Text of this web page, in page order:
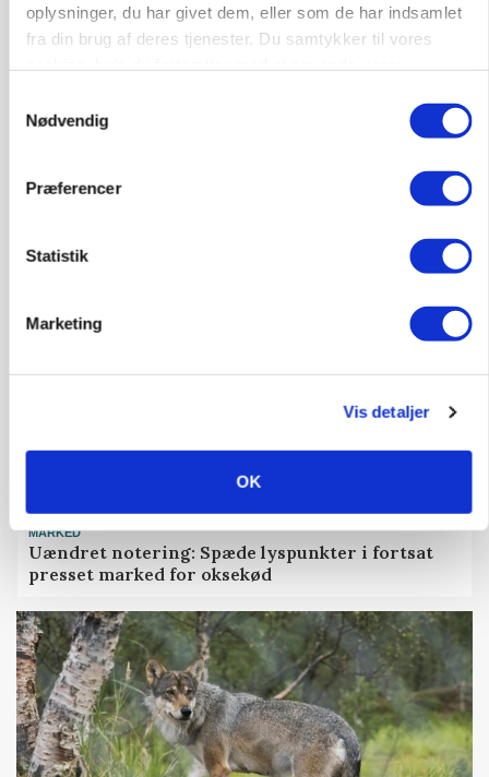
oplysninger, du har givet dem, eller som de har indsamlet
fra din brug af deres tjenester. Du samtykker til vores
Nødvendig
Præferencer
Statistik
Marketing
Vis detaljer
OK
Snart kan man søge tilskud til naturprojekter
Før såmaskinen kører: Her er efterårets største
MARKED
Uændret notering: Spæde lyspunkter i fortsat
presset marked for oksekød